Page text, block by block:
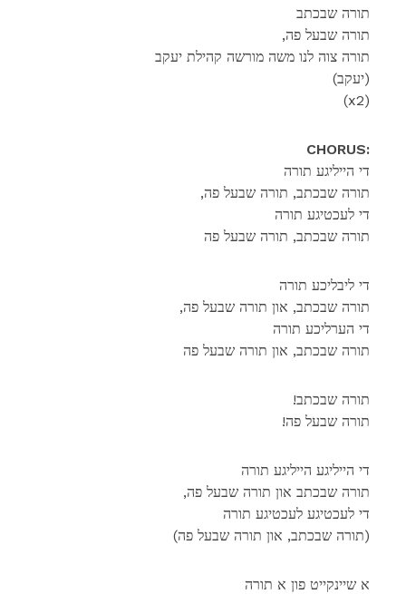
תורה שבכתב
,תורה שבעל פה
תורה צוה לנו משה מורשה קהילת יעקב
(יעקב)
(x2)
CHORUS:
די הייליגע תורה
,תורה שבכתב, תורה שבעל פה
די לעכטיגע תורה
תורה שבכתב, תורה שבעל פה
די ליבליכע תורה
,תורה שבכתב, און תורה שבעל פה
די הערליכע תורה
תורה שבכתב, און תורה שבעל פה
!תורה שבכתב
!תורה שבעל פה
די הייליגע הייליגע תורה
,תורה שבכתב און תורה שבעל פה
די לעכטיגע לעכטיגע תורה
(תורה שבכתב, און תורה שבעל פה)
א שיינקייט פון א תורה